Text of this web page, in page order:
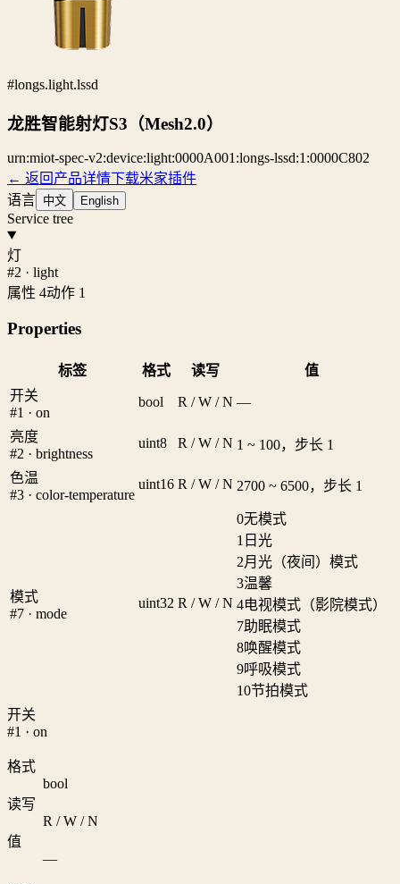
#longs.light.lssd
龙胜智能射灯S3（Mesh2.0）
urn:miot-spec-v2:device:light:0000A001:longs-lssd:1:0000C802
← 返回产品详情下载米家插件
语言 中文 English
Service tree
灯
#2 · light
属性 4动作 1
Properties
标签 格式 读写
值
开关
#1 · on
bool R / W / N —
亮度
#2 · brightness
uint8 R / W / N 1 ~ 100，步长 1
色温
#3 · color-temperature
uint16 R / W / N 2700 ~ 6500，步长 1
模式
#7 · mode
uint32 R / W / N
0无模式
1 日光
2月光（夜间）模式
3温馨
4电视模式（影院模式）
7助眠模式
8唤醒模式
9呼吸模式
10节拍模式
开关
#1 · on
格式
bool
读写
R / W / N
值
—